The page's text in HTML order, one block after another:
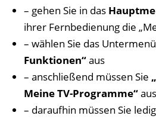
– gehen Sie in das
ihrer Fernbedienung die
– wählen Sie das Untermenü
Funktionen“aus
– anschließend müssen Sie
Meine TV-Programme“
– daraufhin müssen Sie